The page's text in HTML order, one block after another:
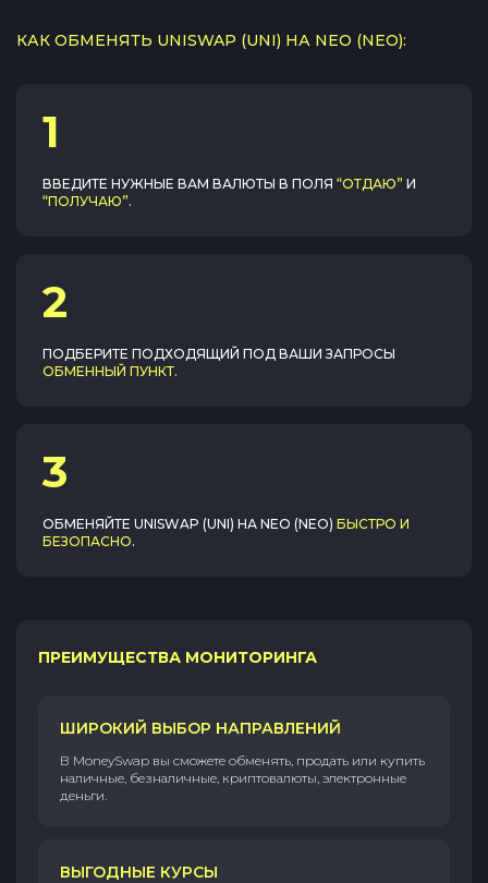
КАК ОБМЕНЯТЬ UNISWAP (UNI) НА NEO (NEO):
1
ВВЕДИТЕ НУЖНЫЕ ВАМ ВАЛЮТЫ В ПОЛЯ “ОТДАЮ” И
“ПОЛУЧАЮ”.
2
ПОДБЕРИТЕ ПОДХОДЯЩИЙ ПОД ВАШИ ЗАПРОСЫ
ОБМЕННЫЙ ПУНКТ.
3
ОБМЕНЯЙТЕ UNISWAP (UNI) НА NEO (NEO) БЫСТРО И
БЕЗОПАСНО.
ПРЕИМУЩЕСТВА МОНИТОРИНГА
ШИРОКИЙ ВЫБОР НАПРАВЛЕНИЙ
В MoneySwap вы сможете обменять, продать или купить
наличные, безналичные, криптовалюты, электронные
деньги.
ВЫГОДНЫЕ КУРСЫ